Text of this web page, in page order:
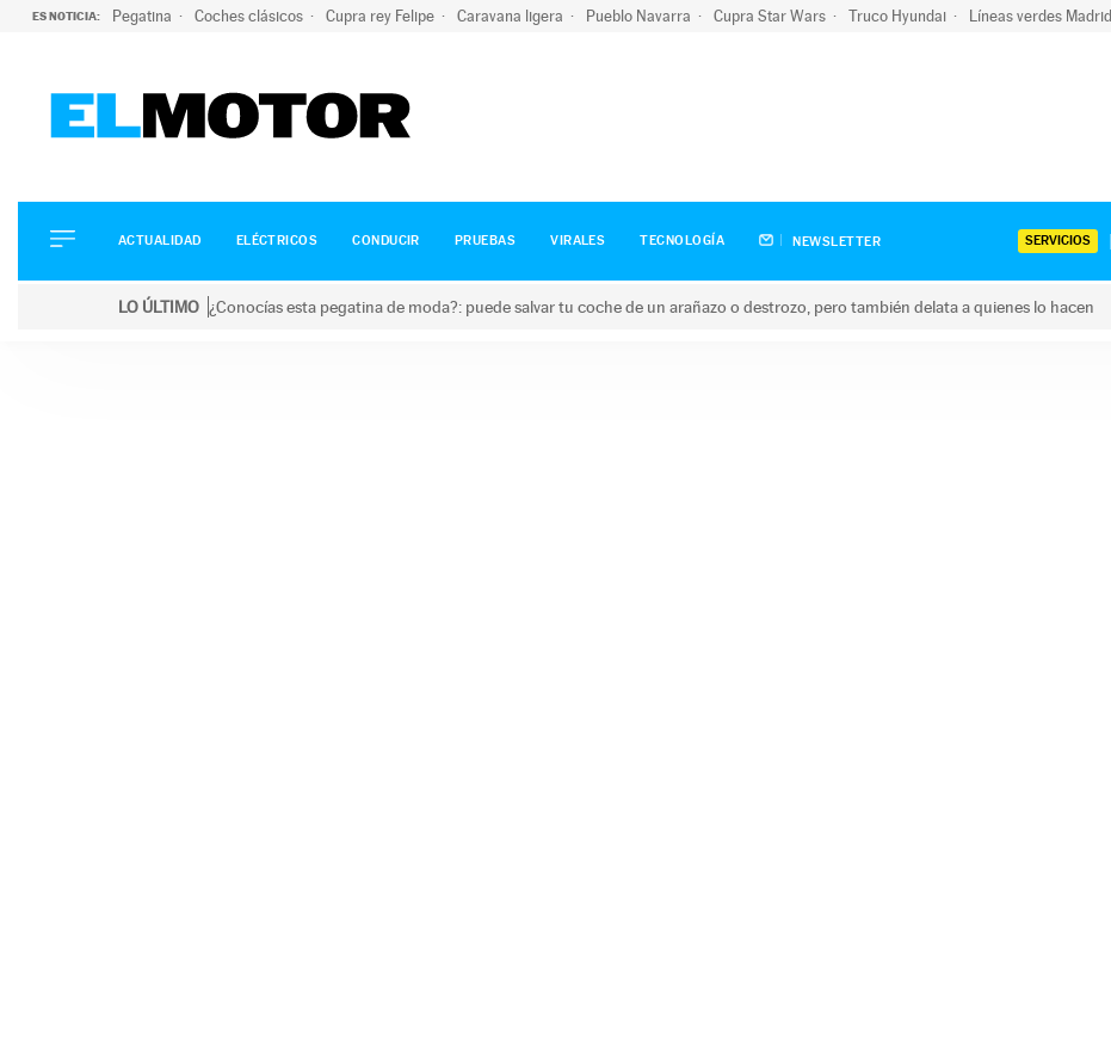
ES NOTICIA: Pegatina Coches clásicos Cupra rey Felipe Caravana ligera Pueblo Navarra Cupra Star Wars Truco Hyundai Líneas verdes Madrid
ELÉCTRICOS
CONDUCIR
ACTUALIDAD ELÉCTRICOS CONDUCIR PRUEBAS VIRALES TECNOLOGÍA NEWSLETTER SERVICIOS
LO ÚLTIMO ¿Conocías esta pegatina de moda?: puede salvar tu coche de un arañazo o destrozo, pero también delata a quienes lo hacen